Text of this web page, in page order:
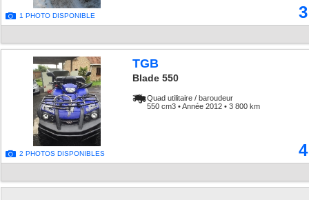
1 PHOTO DISPONIBLE
2 PHOTOS DISPONIBLES
TGB
Blade 550
Quad utilitaire / baroudeur
550 cm3 • Année 2012 • 3 800 km